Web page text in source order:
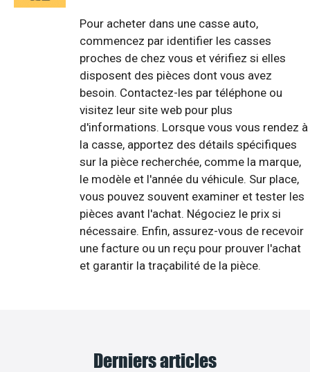
Pour acheter dans une casse auto,
commencez par identifier les casses
proches de chez vous et vérifiez si elles
disposent des pièces dont vous avez
besoin. Contactez-les par téléphone ou
visitez leur site web pour plus
d'informations. Lorsque vous vous rendez à
la casse, apportez des détails spécifiques
sur la pièce recherchée, comme la marque,
le modèle et l'année du véhicule. Sur place,
vous pouvez souvent examiner et tester les
pièces avant l'achat. Négociez le prix si
nécessaire. Enfin, assurez-vous de recevoir
une facture ou un reçu pour prouver l'achat
et garantir la traçabilité de la pièce.
Derniers articles